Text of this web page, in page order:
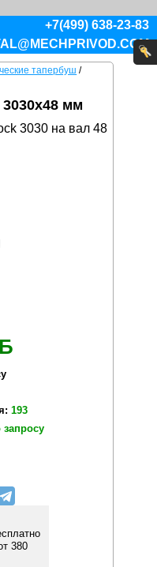
+7(499) 638-23-83
тапербуш /
мм
3030 на вал 48
193
запросу
380